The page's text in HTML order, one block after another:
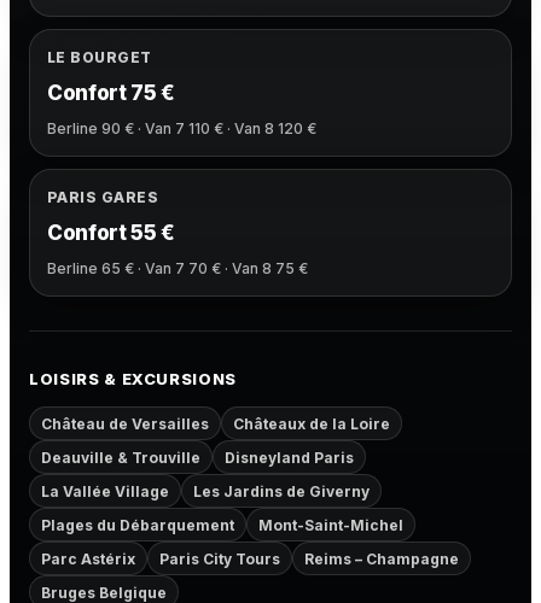
LE BOURGET
Confort 75 €
Berline 90 € · Van 7 110 € · Van 8 120 €
PARIS GARES
Confort 55 €
Berline 65 € · Van 7 70 € · Van 8 75 €
LOISIRS & EXCURSIONS
Château de Versailles
Châteaux de la Loire
Deauville & Trouville
Disneyland Paris
La Vallée Village
Les Jardins de Giverny
Plages du Débarquement
Mont-Saint-Michel
Parc Astérix
Paris City Tours
Reims – Champagne
Bruges Belgique